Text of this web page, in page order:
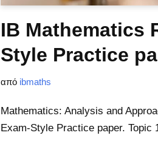
IB Mathematics
Style Practice
από ibmaths
Mathematics: Analysis and
Exam-Style Practice paper. Topic